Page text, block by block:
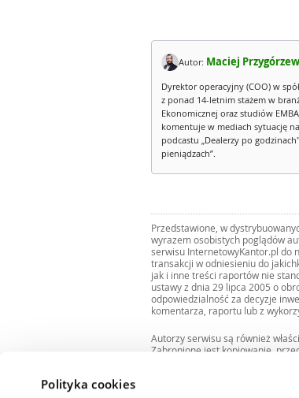
Polityka cookies
Autor: Maciej
Dyrektor operacyjny (COO) w
z ponad 14-letnim stażem w
Ekonomicznej oraz studiów
komentuje w mediach sytuację
podcastu „Dealerzy po
pieniądzach”.
Przedstawione, w
wyrazem osobistych poglądów
serwisu InternetowyKantor.pl do
transakcji w odniesieniu do
jak i inne treści raportów nie
ustawy z dnia 29 lipca 2005 o
odpowiedzialność za decyzje
komentarza, raportu lub z
Autorzy serwisu są również
Zabronione jest kopiowanie,